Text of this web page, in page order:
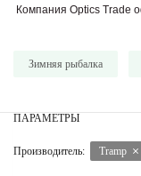
Компания Optics Trade
Зимняя рыбалка
ПАРАМЕТРЫ
Производитель: Tramp